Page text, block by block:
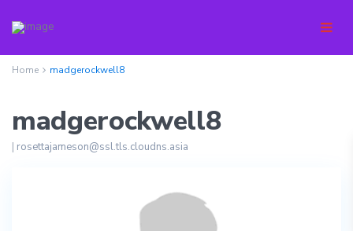
Home madgerockwell8
madgerockwell8
| rosettajameson@ssl.tls.cloudns.asia